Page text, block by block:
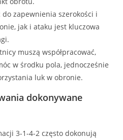
do zapewnienia szerokości i
jak i ataku jest kluczowa
muszą współpracować,
w środku pola, jednocześnie
luk w obronie.
dokonywane
3-1-4-2 często dokonują